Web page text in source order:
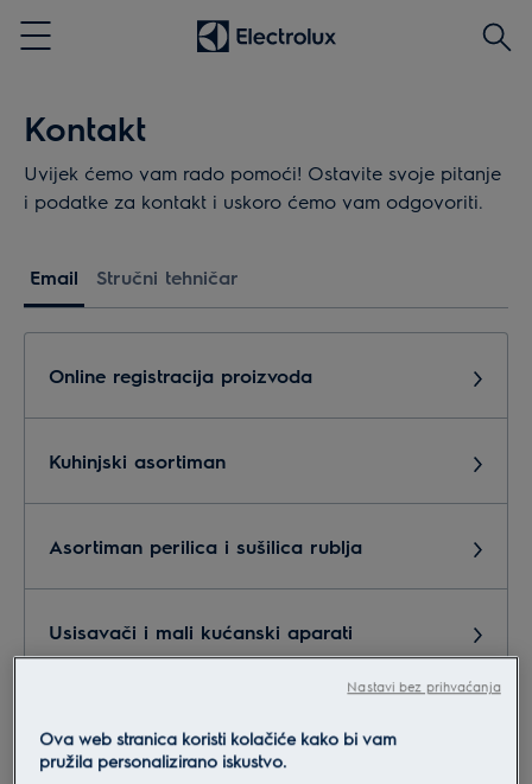
Menu
Traži
Kontakt
Uvijek ćemo vam rado pomoći! Ostavite svoje pitanje
i podatke za kontakt i uskoro ćemo vam odgovoriti.
Email Stručni tehničar
Online registracija proizvoda
Kuhinjski asortiman
Asortiman perilica i sušilica rublja
Usisavači i mali kućanski aparati
Ova web stranica koristi kolačiće kako bi vam
pružila personalizirano iskustvo.
Nastavi bez prihvaćanja